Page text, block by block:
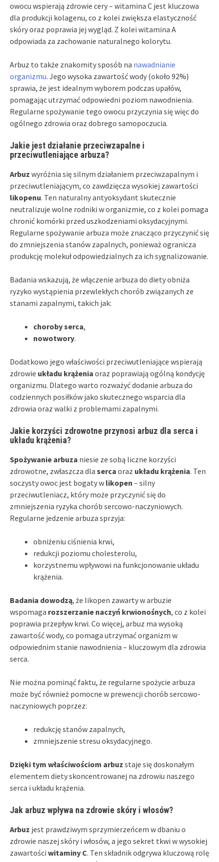
owocu wspierają zdrowie cery – witamina C jest kluczowa
dla produkcji kolagenu, co z kolei zwiększa elastyczność
skóry oraz poprawia jej wygląd. Z kolei witamina A
odpowiada za zachowanie naturalnego kolorytu.
Arbuz to także znakomity sposób na nawadnianie
organizmu. Jego wysoka zawartość wody (około 92%)
sprawia, że jest idealnym wyborem podczas upałów,
pomagając utrzymać odpowiedni poziom nawodnienia.
Regularne spożywanie tego owocu przyczynia się więc do
ogólnego zdrowia oraz dobrego samopoczucia.
Jakie jest działanie przeciwzapalne i
przeciwutleniające arbuza?
Arbuz wyróżnia się silnym działaniem przeciwzapalnym i
przeciwutleniającym, co zawdzięcza wysokiej zawartości
likopenu. Ten naturalny antyoksydant skutecznie
neutralizuje wolne rodniki w organizmie, co z kolei pomaga
chronić komórki przed uszkodzeniami oksydacyjnymi.
Regularne spożywanie arbuza może znacząco przyczynić się
do zmniejszenia stanów zapalnych, ponieważ ogranicza
produkcję molekuł odpowiedzialnych za ich sygnalizowanie.
Badania wskazują, że włączenie arbuza do diety obniża
ryzyko wystąpienia przewlekłych chorób związanych ze
stanami zapalnymi, takich jak:
choroby serca,
nowotwory.
Dodatkowo jego właściwości przeciwutleniające wspierają
zdrowie układu krążenia oraz poprawiają ogólną kondycję
organizmu. Dlatego warto rozważyć dodanie arbuza do
codziennych posiłków jako skutecznego wsparcia dla
zdrowia oraz walki z problemami zapalnymi.
Jakie korzyści zdrowotne przynosi arbuz dla serca i
układu krążenia?
Spożywanie arbuza niesie ze sobą liczne korzyści
zdrowotne, zwłaszcza dla serca oraz układu krążenia. Ten
soczysty owoc jest bogaty w likopen – silny
przeciwutleniacz, który może przyczynić się do
zmniejszenia ryzyka chorób sercowo-naczyniowych.
Regularne jedzenie arbuza sprzyja:
obniżeniu ciśnienia krwi,
redukcji poziomu cholesterolu,
korzystnemu wpływowi na funkcjonowanie układu
krążenia.
Badania dowodzą, że likopen zawarty w arbuzie
wspomaga rozszerzanie naczyń krwionośnych, co z kolei
poprawia przepływ krwi. Co więcej, arbuz ma wysoką
zawartość wody, co pomaga utrzymać organizm w
odpowiednim stanie nawodnienia – kluczowym dla zdrowia
serca.
Nie można pominąć faktu, że regularne spożycie arbuza
może być również pomocne w prewencji chorób sercowo-
naczyniowych poprzez:
redukcję stanów zapalnych,
zmniejszenie stresu oksydacyjnego.
Dzięki tym właściwościom arbuz staje się doskonałym
elementem diety skoncentrowanej na zdrowiu naszego
serca i układu krążenia.
Jak arbuz wpływa na zdrowie skóry i włosów?
Arbuz jest prawdziwym sprzymierzeńcem w dbaniu o
zdrowie naszej skóry i włosów, a jego sekret tkwi w wysokiej
zawartości witaminy C. Ten składnik odgrywa kluczową rolę